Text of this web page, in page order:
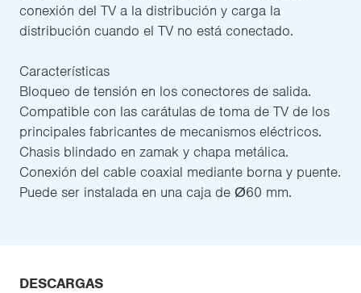
conexión del TV a la distribución y carga la
distribución cuando el TV no está conectado.
Características
Bloqueo de tensión en los conectores de salida.
Compatible con las carátulas de toma de TV de los
principales fabricantes de mecanismos eléctricos.
Chasis blindado en zamak y chapa metálica.
Conexión del cable coaxial mediante borna y puente.
Puede ser instalada en una caja de Ø60 mm.
DESCARGAS